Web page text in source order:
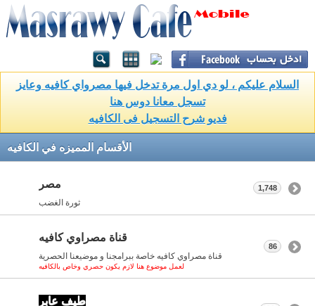
السلام عليكم ، لو دي اول مرة تدخل فيها مصرواي كافيه وعايز
تسجل معانا دوس هنا
فديو شرح التسجيل فى الكافيه
الأقسام المميزه في الكافيه
مصر
ثورة الغضب
1,748
قناة مصراوي كافيه
قناة مصراوي كافيه خاصة ببرامجنا و موضيعنا الحصرية
لعمل موضوع هنا لازم يكون حصري وخاص بالكافيه
86
طيف عابر